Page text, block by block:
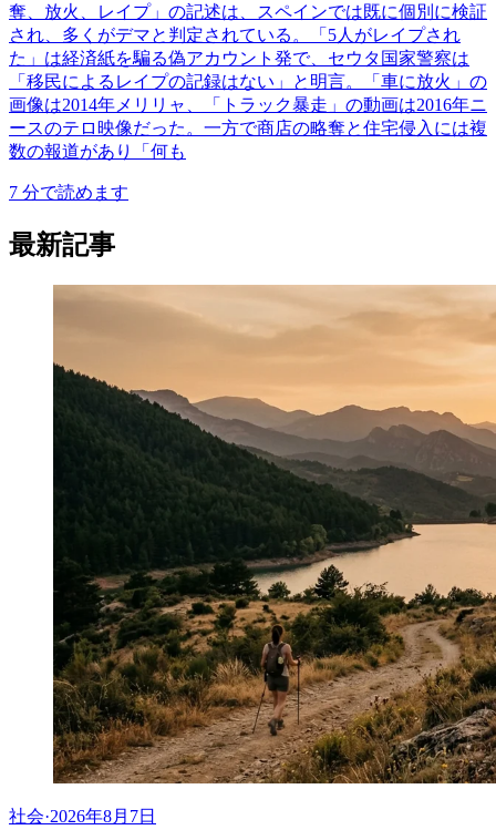
奪、放火、レイプ」の記述は、スペインでは既に個別に検証
され、多くがデマと判定されている。「5人がレイプされ
た」は経済紙を騙る偽アカウント発で、セウタ国家警察は
「移民によるレイプの記録はない」と明言。「車に放火」の
画像は2014年メリリャ、「トラック暴走」の動画は2016年ニ
ースのテロ映像だった。一方で商店の略奪と住宅侵入には複
数の報道があり「何も
7 分で読めます
最新記事
社会·2026年8月7日